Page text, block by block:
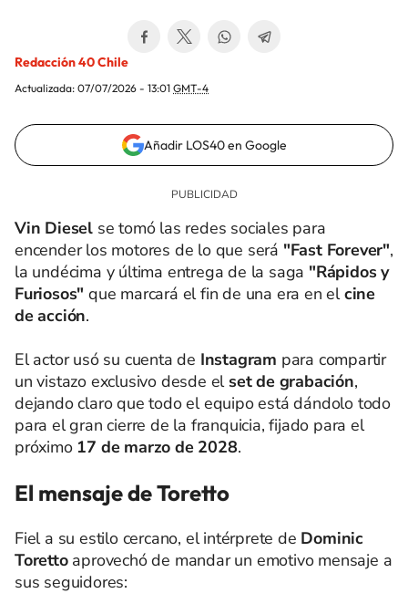
Redacción 40 Chile
Actualizada: 07/07/2026 - 13:01 GMT-4
Añadir LOS40 en Google
Vin Diesel se tomó las redes sociales para
encender los motores de lo que será "Fast Forever",
la undécima y última entrega de la saga "Rápidos y
Furiosos" que marcará el fin de una era en elcine
de acción.
El actor usó su cuenta de Instagram para compartir
un vistazo exclusivo desde el set de grabación,
dejando claro que todo el equipo está dándolo todo
para el gran cierre de la franquicia, fijado para el
próximo 17 de marzo de 2028.
El mensaje de Toretto
Fiel a su estilo cercano, el intérprete de Dominic
Torettoaprovechó de mandar un emotivo mensaje a
sus seguidores: